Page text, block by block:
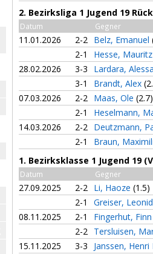
2. Bezirksliga 1 Jugend 19
Datum Gegner
11.01.2026 2-2 Belz, Emanuel
2-1
Hesse,
28.02.2026
3-3
Lardara,
3-1
Brandt, Alex
07.03.2026
2-2 Maas, Ole (2.7)
2-1
Heselmann,
14.03.2026
2-2 Deutzmann,
2-1
Braun,
1. Bezirksklasse 1 Jugend 19
Datum Gegner
27.09.2025 2-2 Li, Haoze (1.5)
2-1
Greiser,
08.11.2025
2-1
Fingerhut,
2-2 Tersluisen,
15.11.2025
3-3
Janssen,